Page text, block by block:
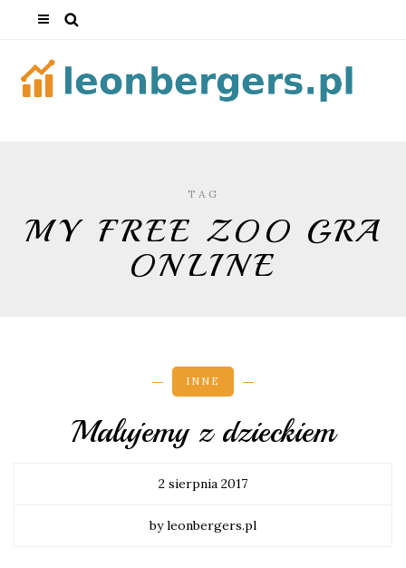
TAG
MY FREE ZOO GRA
ONLINE
INNE
Malujemy z dzieckiem
2 sierpnia 2017
by leonbergers.pl